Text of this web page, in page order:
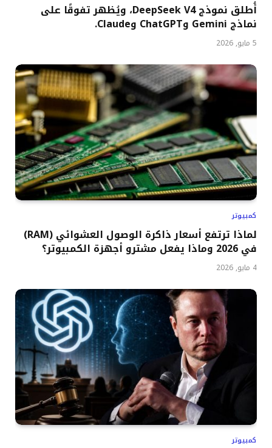
أُطلق نموذج DeepSeek V4، ويُظهر تفوقًا على
نماذج Gemini وChatGPT وClaude.
5 مايو, 2026
كمبيوتر
لماذا ترتفع أسعار ذاكرة الوصول العشوائي (RAM)
في 2026 وماذا يفعل مشترو أجهزة الكمبيوتر؟
4 مايو, 2026
كمبيوتر